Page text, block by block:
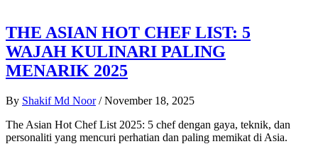
THE ASIAN HOT CHEF LIST: 5
WAJAH KULINARI PALING
MENARIK 2025
By Shakif Md Noor / November 18, 2025
The Asian Hot Chef List 2025: 5 chef dengan gaya, teknik, dan
personaliti yang mencuri perhatian dan paling memikat di Asia.